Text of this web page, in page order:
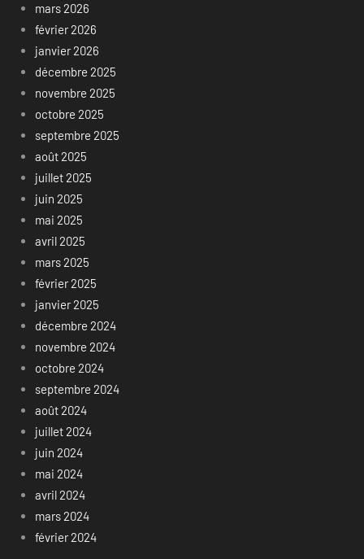
mars 2026
février 2026
janvier 2026
décembre 2025
novembre 2025
octobre 2025
septembre 2025
août 2025
juillet 2025
juin 2025
mai 2025
avril 2025
mars 2025
février 2025
janvier 2025
décembre 2024
novembre 2024
octobre 2024
septembre 2024
août 2024
juillet 2024
juin 2024
mai 2024
avril 2024
mars 2024
février 2024